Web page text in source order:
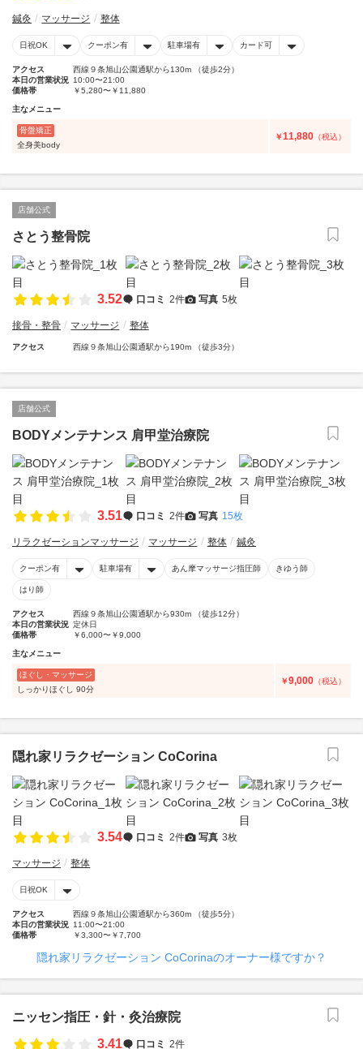
鍼灸 マッサージ 整体
日祝OK クーポン有 駐車場有 カード可
アクセス
西線９条旭山公園通駅から130m （徒歩2分）
本日の営業状況 10:00〜21:00
価格帯
￥5,280〜￥11,880
主なメニュー
骨盤矯正
全身美body
￥11,880 （税込）
店舗公式
さとう整骨院
3.52 口コミ 2件 写真 5枚
接骨・整骨 マッサージ 整体
アクセス 西線９条旭山公園通駅から190m （徒歩3分）
店舗公式
BODYメンテナンス 肩甲堂治療院
3.51 口コミ 2件 写真 15枚
リラクゼーションマッサージ マッサージ 整体 鍼灸
クーポン有 駐車場有 あん摩マッサージ指圧師 きゆう師
はり師
アクセス
西線９条旭山公園通駅から930m （徒歩12分）
本日の営業状況 定休日
価格帯
￥6,000〜￥9,000
主なメニュー
ほぐし・マッサージ
しっかりほぐし 90分
￥9,000 （税込）
隠れ家リラクゼーション CoCorina
3.54 口コミ 2件 写真 3枚
マッサージ 整体
日祝OK
アクセス
西線９条旭山公園通駅から360m （徒歩5分）
本日の営業状況 11:00〜21:00
価格帯
￥3,300〜￥7,700
隠れ家リラクゼーション CoCorinaのオーナー様ですか？
ニッセン指圧・針・灸治療院
3.41
口コミ 2件